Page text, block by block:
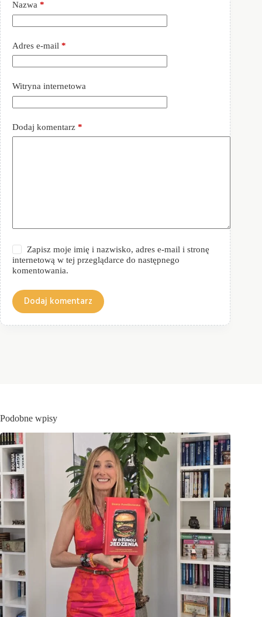
Nazwa *
Adres e-mail *
Witryna internetowa
Dodaj komentarz *
Zapisz moje imię i nazwisko, adres e-mail i stronę
internetową w tej przeglądarce do następnego
komentowania.
Dodaj komentarz
Podobne wpisy